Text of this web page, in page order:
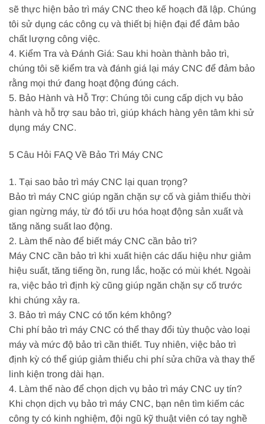
sẽ thực hiện bảo trì máy CNC theo kế hoạch đã lập. Chúng
tôi sử dụng các công cụ và thiết bị hiện đại để đảm bảo
chất lượng công việc.
4. Kiểm Tra và Đánh Giá: Sau khi hoàn thành bảo trì,
chúng tôi sẽ kiểm tra và đánh giá lại máy CNC để đảm bảo
rằng mọi thứ đang hoạt động đúng cách.
5. Bảo Hành và Hỗ Trợ: Chúng tôi cung cấp dịch vụ bảo
hành và hỗ trợ sau bảo trì, giúp khách hàng yên tâm khi sử
dụng máy CNC.
5 Câu Hỏi FAQ Về Bảo Trì Máy CNC
1. Tại sao bảo trì máy CNC lại quan trọng?
Bảo trì máy CNC giúp ngăn chặn sự cố và giảm thiểu thời
gian ngừng máy, từ đó tối ưu hóa hoạt động sản xuất và
tăng năng suất lao động.
2. Làm thế nào để biết máy CNC cần bảo trì?
Máy CNC cần bảo trì khi xuất hiện các dấu hiệu như giảm
hiệu suất, tăng tiếng ồn, rung lắc, hoặc có mùi khét. Ngoài
ra, việc bảo trì định kỳ cũng giúp ngăn chặn sự cố trước
khi chúng xảy ra.
3. Bảo trì máy CNC có tốn kém không?
Chi phí bảo trì máy CNC có thể thay đổi tùy thuộc vào loại
máy và mức độ bảo trì cần thiết. Tuy nhiên, việc bảo trì
định kỳ có thể giúp giảm thiểu chi phí sửa chữa và thay thế
linh kiện trong dài hạn.
4. Làm thế nào để chọn dịch vụ bảo trì máy CNC uy tín?
Khi chọn dịch vụ bảo trì máy CNC, bạn nên tìm kiếm các
công ty có kinh nghiệm, đội ngũ kỹ thuật viên có tay nghề